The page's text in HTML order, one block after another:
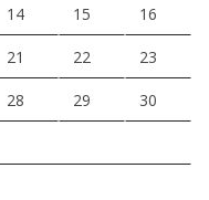
14 15 16
21 22 23
28 29 30